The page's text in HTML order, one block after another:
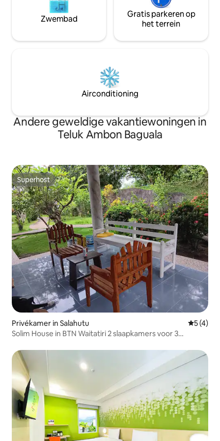
Zwembad
Gratis parkeren op
het terrein
Airconditioning
Andere geweldige vakantiewoningen in
Teluk Ambon Baguala
Superhost
Superhost
Privékamer in Salahutu
5 (4)
Solim House in BTN Waitatiri 2 slaapkamers voor 3